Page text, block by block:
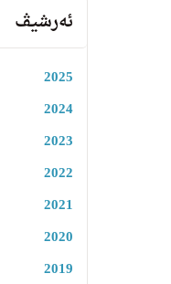
ئەرشیڤ
2025
2024
2023
2022
2021
2020
2019